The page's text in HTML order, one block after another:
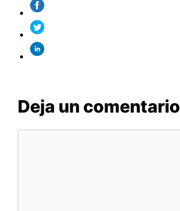
Deja un comentario